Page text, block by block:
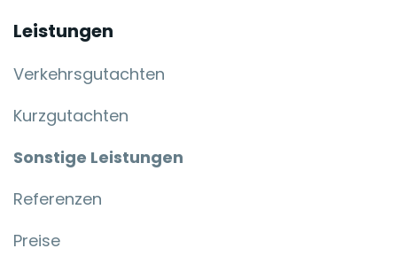
Leistungen
Verkehrsgutachten
Kurzgutachten
Sonstige Leistungen
Referenzen
Preise